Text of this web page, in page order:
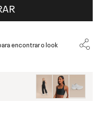
encontrar o look